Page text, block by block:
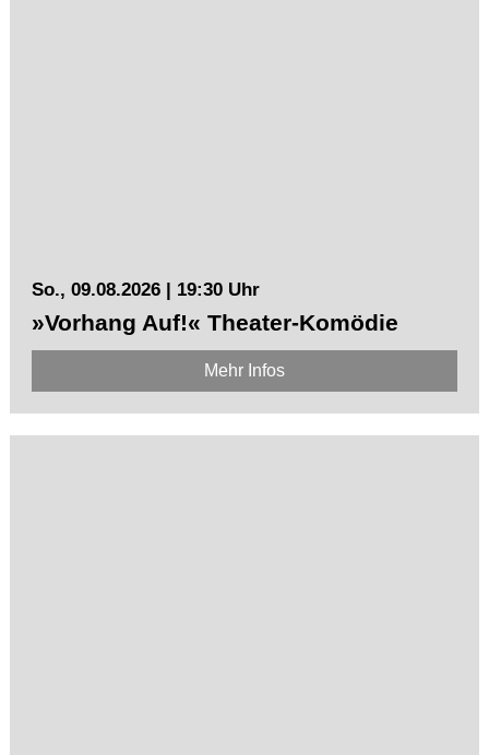
So., 09.08.2026 | 19:30 Uhr
»Vorhang Auf!« Theater-Komödie
Mehr Infos